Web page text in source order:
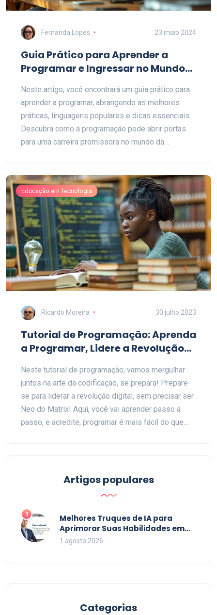
Fernanda Lopes 23 maio 2024
Guia Prático para Aprender a
Programar e Ingressar no Mundo
Neste artigo, você encontrará um guia prático para
aprender a programar, abrangendo as melhores
práticas, linguagens populares e dicas essenciais.
Descubra como a programação pode abrir portas
para uma carreira promissora no mundo da
completa para todos os níveis.
Educação em Tecnologia
Ricardo Moreira 30 julho 2023
Tutorial de Programação: Aprenda
a Programar, Lidere a Revolução
Neste tutorial de programação, vamos mergulhar
juntos na arte da codificação, se prepara! Prepare-
se para liderar a revolução digital, sem precisar ser
Neo do Matrix! Aqui, você vai aprender passo a
passo, e acredite, programar é mais fácil do que
informática. Então, vamos lá, bora programar e levar
o mundo para o próximo nível, e com certeza, com
Artigos populares
1
Melhores Truques de IA para
Aprimorar Suas Habilidades em
2026
1 agosto 2026
Categorias